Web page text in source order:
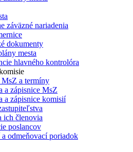
záväzné nariadenia
dokumenty
mesta
hlavného kontrolóra
a termíny
a zápisnice MsZ
a zápisnice komisií
ich členovia
poslancov
odmeňovací poriadok